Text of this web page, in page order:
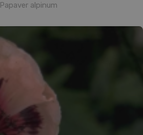
Papaver alpinum